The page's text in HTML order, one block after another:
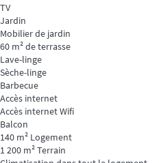
TV
Jardin
Mobilier de jardin
60 m² de terrasse
Lave-linge
Sèche-linge
Barbecue
Accès internet
Accès internetWifi
Balcon
140 m² Logement
1 200 m² Terrain